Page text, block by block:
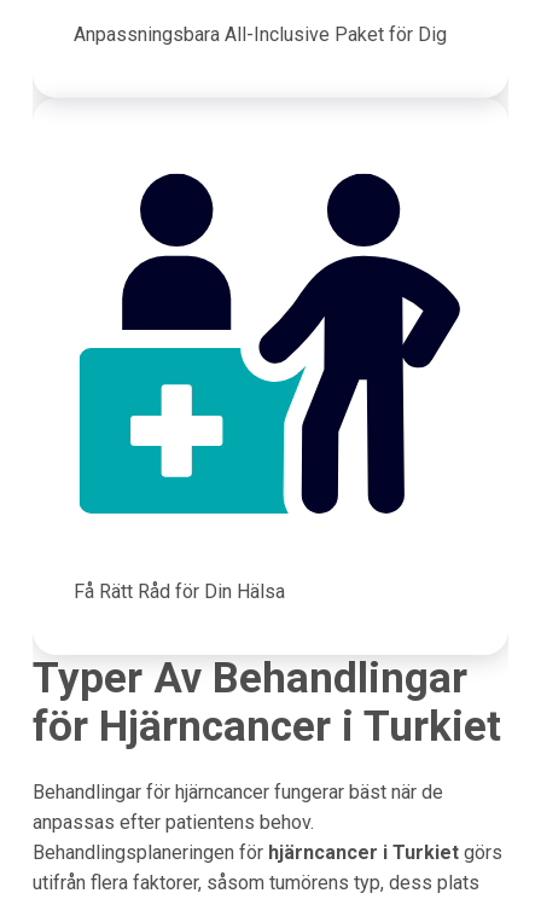
Anpassningsbara All-Inclusive Paket för Dig
Få Rätt Råd för Din Hälsa
Typer Av Behandlingar
för Hjärncancer i Turkiet
Behandlingar för hjärncancer fungerar bäst när de
anpassas efter patientens behov.
Behandlingsplaneringen för hjärncancer i Turkietgörs
utifrån flera faktorer, såsom tumörens typ, dess plats